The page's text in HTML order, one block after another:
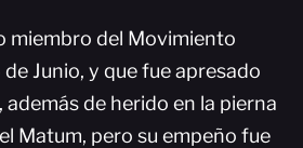
miembro del Movimiento
Junio, y que fue apresado
de herido en la pierna
Matum, pero su empeño fue